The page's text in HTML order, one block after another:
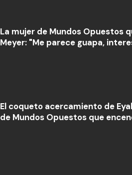
La mujer de Mundos Opuestos
Meyer: "Me parece guapa,
El coqueto acercamiento de
de Mundos Opuestos que